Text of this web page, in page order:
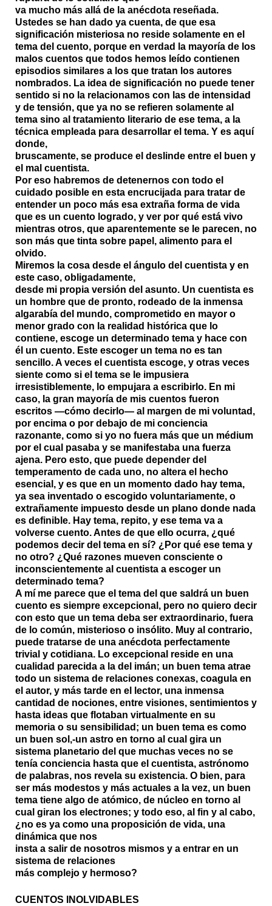
va mucho más allá de la anécdota reseñada.
Ustedes se han dado ya cuenta, de que esa
significación misteriosa no reside solamente en el
tema del cuento, porque en verdad la mayoría de los
malos cuentos que todos hemos leído contienen
episodios similares a los que tratan los autores
nombrados. La idea de significación no puede tener
sentido si no la relacionamos con las de intensidad
y de tensión, que ya no se refieren solamente al
tema sino al tratamiento literario de ese tema, a la
técnica empleada para desarrollar el tema. Y es aquí
donde,
bruscamente, se produce el deslinde entre el buen y
el mal cuentista.
Por eso habremos de detenernos con todo el
cuidado posible en esta encrucijada para tratar de
entender un poco más esa extraña forma de vida
que es un cuento logrado, y ver por qué está vivo
mientras otros, que aparentemente se le parecen, no
son más que tinta sobre papel, alimento para el
olvido.
Miremos la cosa desde el ángulo del cuentista y en
este caso, obligadamente,
desde mi propia versión del asunto. Un cuentista es
un hombre que de pronto, rodeado de la inmensa
algarabía del mundo, comprometido en mayor o
menor grado con la realidad histórica que lo
contiene, escoge un determinado tema y hace con
él un cuento. Este escoger un tema no es tan
sencillo. A veces el cuentista escoge, y otras veces
siente como si el tema se le impusiera
irresistiblemente, lo empujara a escribirlo. En mi
caso, la gran mayoría de mis cuentos fueron
escritos —cómo decirlo— al margen de mi voluntad,
por encima o por debajo de mi conciencia
razonante, como si yo no fuera más que un médium
por el cual pasaba y se manifestaba una fuerza
ajena. Pero esto, que puede depender del
temperamento de cada uno, no altera el hecho
esencial, y es que en un momento dado hay tema,
ya sea inventado o escogido voluntariamente, o
extrañamente impuesto desde un plano donde nada
es definible. Hay tema, repito, y ese tema va a
volverse cuento. Antes de que ello ocurra, ¿qué
podemos decir del tema en sí? ¿Por qué ese tema y
no otro? ¿Qué razones mueven consciente o
inconscientemente al cuentista a escoger un
determinado tema?
A mí me parece que el tema del que saldrá un buen
cuento es siempre excepcional, pero no quiero decir
con esto que un tema deba ser extraordinario, fuera
de lo común, misterioso o insólito. Muy al contrario,
puede tratarse de una anécdota perfectamente
trivial y cotidiana. Lo excepcional reside en una
cualidad parecida a la del imán; un buen tema atrae
todo un sistema de relaciones conexas, coagula en
el autor, y más tarde en el lector, una inmensa
cantidad de nociones, entre visiones, sentimientos y
hasta ideas que flotaban virtualmente en su
memoria o su sensibilidad; un buen tema es como
un buen sol,-un astro en torno al cual gira un
sistema planetario del que muchas veces no se
tenía conciencia hasta que el cuentista, astrónomo
de palabras, nos revela su existencia. O bien, para
ser más modestos y más actuales a la vez, un buen
tema tiene algo de atómico, de núcleo en torno al
cual giran los electrones; y todo eso, al fin y al cabo,
¿no es ya como una proposición de vida, una
dinámica que nos
insta a salir de nosotros mismos y a entrar en un
sistema de relaciones
más complejo y hermoso?
CUENTOS INOLVIDABLES